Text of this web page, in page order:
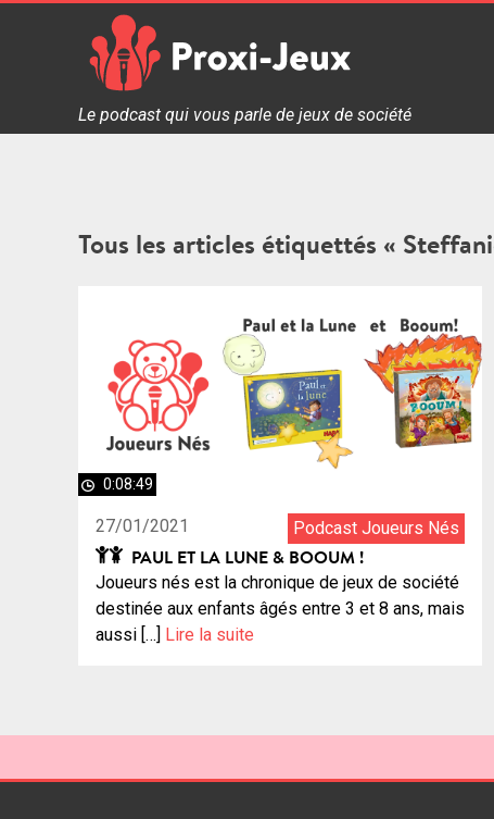
Proxi Jeux - Le podcast qui vous parle de jeux de
Le podcast qui vous parle de jeux de société
Tous les articles étiquettés «
0:08:49
27/01/2021 Podcast Joueurs Nés
PAUL ET LA LUNE & BOOUM !
Joueurs nés est la chronique de jeux de société
destinée aux enfants âgés entre 3 et 8 ans, mais
aussi […]
Lire la suite